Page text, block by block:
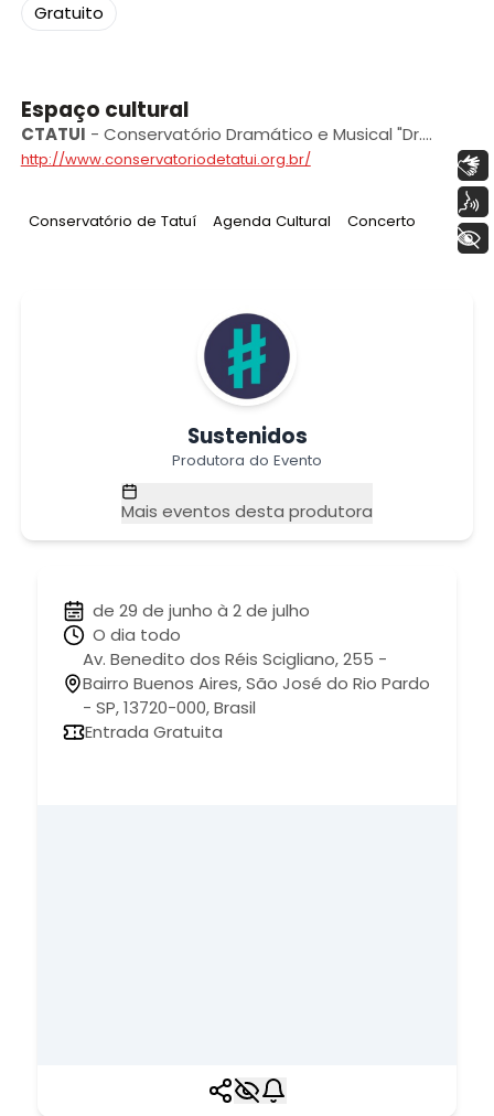
Gratuito
Espaço cultural
CTATUI - Conservatório Dramático e Musical "Dr.
Carlos de Campos” de Tatuí
http://www.conservatoriodetatui.org.br/
Tag:
Conservatório de Tatuí Tag:
Agenda Cultural Tag:
Concerto
Sustenidos
Produtora do Evento
Mais eventos desta produtora
de 29 de junho à 2 de julho
O dia todo
Av. Benedito dos Réis Scigliano, 255 -
Bairro Buenos Aires, São José do Rio Pardo
- SP, 13720-000, Brasil
Entrada Gratuita